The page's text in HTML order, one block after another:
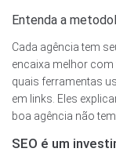
Entenda a
Cada agência tem
encaixa melhor com
quais ferramentas
em links. Eles
boa agência não
SEO é um